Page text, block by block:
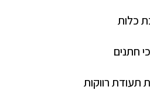
כלות
חתנים
תעודת רווקות